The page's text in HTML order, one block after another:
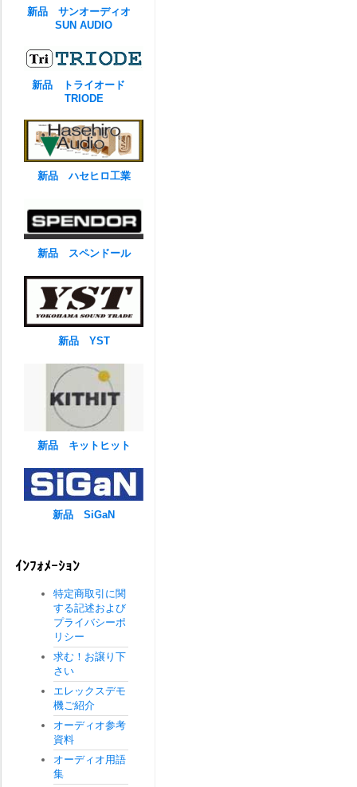
新品 サンオーディオ
SUN AUDIO
新品 トライオード
TRIODE
新品 ハセヒロ工業
新品 スペンドール
新品 YST
新品 キットヒット
新品 SiGaN
ｲﾝﾌｫﾒｰｼｮﾝ
特定商取引に関
する記述および
プライバシーポ
リシー
求む！お譲り下
さい
エレックスデモ
機ご紹介
オーディオ参考
資料
オーディオ用語
集